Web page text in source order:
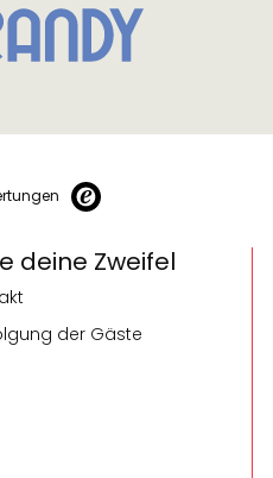
deine Zweifel
der Gäste